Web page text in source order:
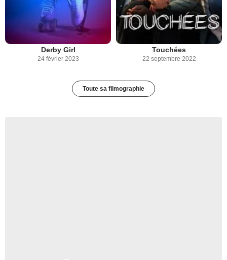
Derby Girl
24 février 2023
Touchées
22 septembre 2022
Toute sa filmographie